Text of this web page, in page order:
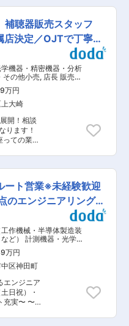
保証制度
ます！ 飲食
■社
、定期的
組んでい
ます。 ■
家電や自動
、生産工
試験機は
前の新製
取り扱う
土台を支
ます。ま
からの信頼
める業務
訪問、出張
器には新し
も幅広く私
常に新し
ションを
あります
、皆、出
かりとサ
・最初は
操作方法
較的簡単
の依頼を
プ（ジャ
また、退職
くことが可
てきまし
な計測器を
くのお客
います。
補聴器販売スタッフ
店決定／OJTで丁寧に
機器・精密機器・分析
その他小売, 店長 販売・
当
万円
大崎
開！相談
ります！
ての業務
成するた
職場！ 補
器”の販売
、半年間は
ート業務を
徐々に個
課や部署の
的
リング い
え”に関す
す。 ・最
いただき
選んでま
練習 ・
お客様が
ート営業※未経験歓迎
のエンジニアリング総
作機械・半導体製造装
ど） 計測機器・光学機
分析機器
業（国内） 装置・工作
営業（海外）
万円
区神田町
エンジニア
日祝）・
充実〜 〜